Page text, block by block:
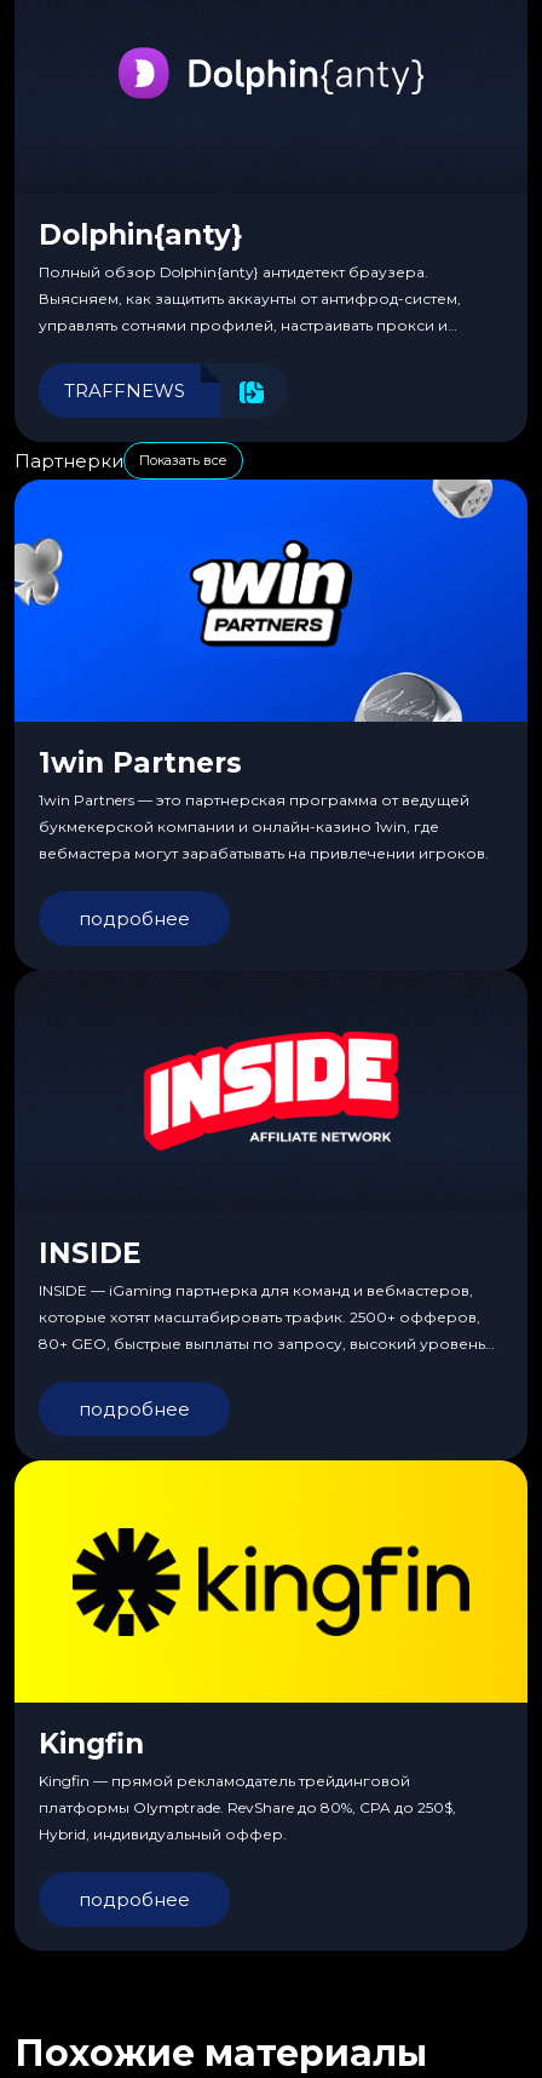
Dolphin{anty}
Полный обзор Dolphin{anty} антидетект браузера.
Выясняем, как защитить аккаунты от антифрод-систем,
управлять сотнями профилей, настраивать прокси и
эффективности.
TRAFFNEWS
Партнерки Показать все
1win Partners
1win Partners — это партнерская программа от ведущей
букмекерской компании и онлайн-казино 1win, где
вебмастера могут зарабатывать на привлечении игроков.
подробнее
INSIDE
INSIDE — iGaming партнерка для команд и вебмастеров,
которые хотят масштабировать трафик. 2500+ офферов,
80+ GEO, быстрые выплаты по запросу, высокий уровень
подробнее
Kingfin
Kingfin — прямой рекламодатель трейдинговой
платформы Olymptrade. RevShare до 80%, CPA до 250$,
Hybrid, индивидуальный оффер.
подробнее
Похожие материалы